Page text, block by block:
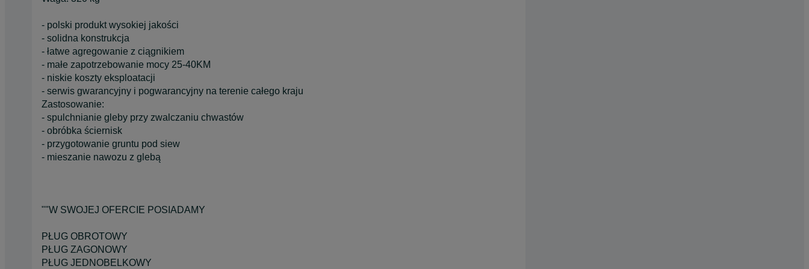
- polski produkt wysokiej jakości
- solidna konstrukcja
- łatwe agregowanie z ciągnikiem
- małe zapotrzebowanie mocy 25-40KM
- niskie koszty eksploatacji
- serwis gwarancyjny i pogwarancyjny na terenie całego kraju
Zastosowanie:
- spulchnianie gleby przy zwalczaniu chwastów
- obróbka ściernisk
- przygotowanie gruntu pod siew
- mieszanie nawozu z glebą
""W SWOJEJ OFERCIE POSIADAMY
PŁUG OBROTOWY
PŁUG ZAGONOWY
PŁUG JEDNOBELKOWY